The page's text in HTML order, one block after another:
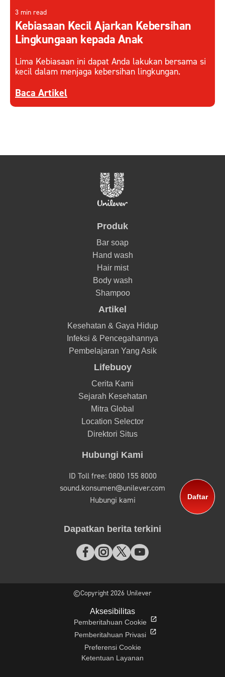
Daftar
3 min read
Kebiasaan Kecil Ajarkan Kebersihan
Lingkungaan kepada Anak
Lima Kebiasaan ini dapat Anda lakukan bersama si
kecil dalam menjaga kebersihan lingkungan.
Discover more about Kebiasaan Kecil Ajarkan
Baca Artikel
Produk
Bar soap
Hand wash
Hair mist
Body wash
Shampoo
Artikel
Kesehatan & Gaya Hidup
Infeksi & Pencegahannya
Pembelajaran Yang Asik
Lifebuoy
Cerita Kami
Sejarah Kesehatan
Mitra Global
Location Selector
Direktori Situs
Hubungi Kami
ID Toll free: 0800 155 8000
sound.konsumen@unilever.com
Hubungi kami
Dapatkan berita terkini
©Copyright 2026 Unilever
Aksesibilitas
Pemberitahuan Cookie
Pemberitahuan Privasi
Preferensi Cookie
Ketentuan Layanan